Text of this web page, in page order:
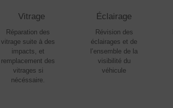
Vitrage
Réparation des
vitrage suite à des
impacts, et
remplacement des
vitrages si
nécéssaire.
Éclairage
Révision des
éclairages et de
l’ensemble de la
visibilité du
véhicule